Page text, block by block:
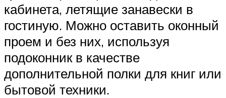
кабинета, летящие занавески в
гостиную. Можно оставить оконный
проем и без них, используя
подоконник в качестве
дополнительной полки для книг или
бытовой техники.